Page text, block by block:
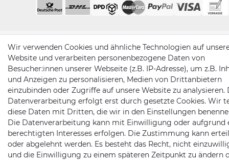
Wir verwenden Cookies und ähnliche Technologien auf
Website und verarbeiten personenbezogene Daten von
Besucher:innen unserer Webseite (z.B. IP-Adresse), um z.B.
und Anzeigen zu personalisieren, Medien von Drittanbietern
einzubinden oder Zugriffe auf unsere Website zu analysieren.
Datenverarbeitung erfolgt erst durch gesetzte Cookies. Wir
diese Daten mit Dritten, die wir in den Einstellungen
Die Datenverarbeitung kann mit Einwilligung oder aufgrund
berechtigten Interesses erfolgen. Die Zustimmung kann
oder abgelehnt werden. Es besteht das Recht, nicht
und die Einwilligung zu einem späteren Zeitpunkt zu ändern